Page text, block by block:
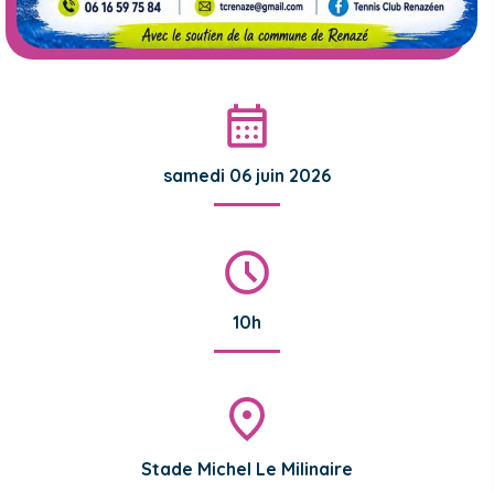
samedi 06 juin 2026
10h
Stade Michel Le Milinaire